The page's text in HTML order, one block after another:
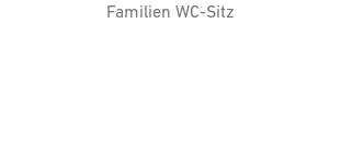
Familien WC-Sitz